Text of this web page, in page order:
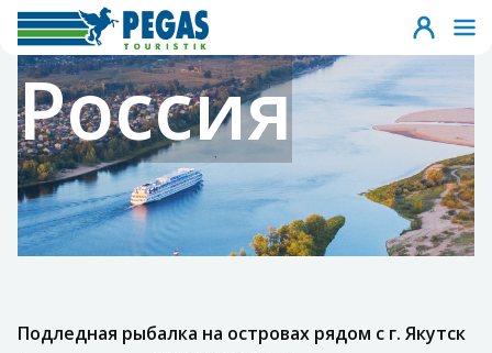
Россия
Подледная рыбалка на островах рядом с г. Якутск